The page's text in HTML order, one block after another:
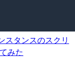
スタンスのスクリ
みた